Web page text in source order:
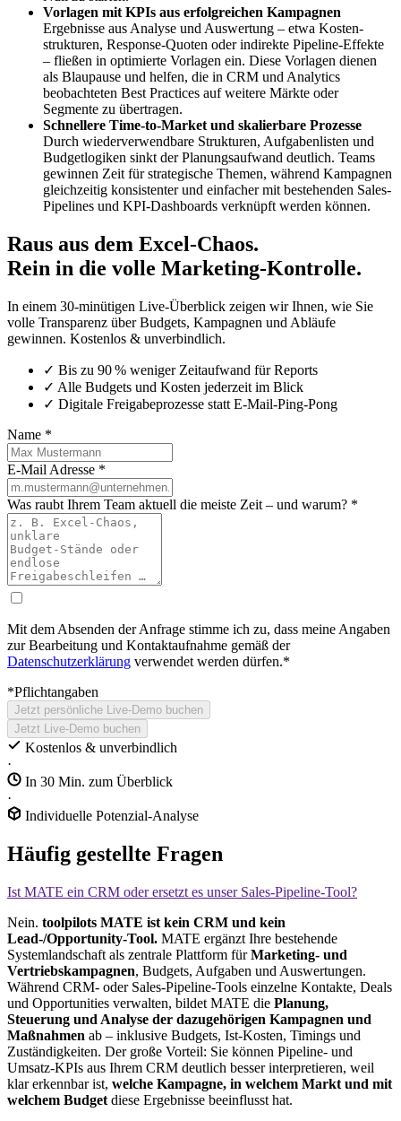
Vorlagen mit KPIs aus erfolgreichen Kampagnen
Ergebnisse aus Analyse und Auswertung – etwa Kosten­
strukturen, Response-Quoten oder indirekte Pipeline-Effekte
– fließen in optimierte Vorlagen ein. Diese Vorlagen dienen
als Blaupause und helfen, die in CRM und Analytics
beobachteten Best Practices auf weitere Märkte oder
Segmente zu übertragen.
Schnellere Time-to-Market und skalierbare Prozesse
Durch wiederverwendbare Strukturen, Aufgabenlisten und
Budgetlogiken sinkt der Planungsaufwand deutlich. Teams
gewinnen Zeit für strategische Themen, während Kampagnen
gleichzeitig konsistenter und einfacher mit bestehenden Sales-
Pipelines und KPI-Dashboards verknüpft werden können.
Raus aus dem Excel-Chaos.
Rein in die volle Marketing-Kontrolle.
In einem 30‑minütigen Live‑Überblick zeigen wir Ihnen, wie Sie
volle Transparenz über Budgets, Kampagnen und Abläufe
gewinnen. Kostenlos & unverbindlich.
✓ Bis zu 90 % weniger Zeitaufwand für Reports
✓ Alle Budgets und Kosten jederzeit im Blick
✓ Digitale Freigabeprozesse statt E‑Mail‑Ping‑Pong
Name *
E-Mail Adresse *
Was raubt Ihrem Team aktuell die meiste Zeit – und warum? *
Mit dem Absenden der Anfrage stimme ich zu, dass meine Angaben
zur Bearbeitung und Kontaktaufnahme gemäß der
Datenschutzerklärung verwendet werden dürfen.*
*Pflichtangaben
Jetzt persönliche Live‑Demo buchen
Jetzt Live‑Demo buchen
Kostenlos & unverbindlich
·
In 30 Min. zum Überblick
·
Individuelle Potenzial-Analyse
Häufig gestellte Fragen
Ist MATE ein CRM oder ersetzt es unser Sales-Pipeline-Tool?
Nein. toolpilots MATE ist kein CRM und kein
Lead-/Opportunity-Tool. MATE ergänzt Ihre bestehende
Systemlandschaft als zentrale Plattform fürMarketing- und
Vertriebskampagnen, Budgets, Aufgaben und Auswertungen.
Während CRM- oder Sales-Pipeline-Tools einzelne Kontakte, Deals
und Opportunities verwalten, bildet MATE die Planung,
Steuerung und Analyse der dazugehörigen Kampagnen und
Maßnahmen ab – inklusive Budgets, Ist-Kosten, Timings und
Zuständigkeiten. Der große Vorteil: Sie können Pipeline- und
Umsatz-KPIs aus Ihrem CRM deutlich besser interpretieren, weil
klar erkennbar ist, welche Kampagne, in welchem Markt und mit
welchem Budget diese Ergebnisse beeinflusst hat.